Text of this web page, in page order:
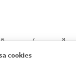
cookies
6 7 8